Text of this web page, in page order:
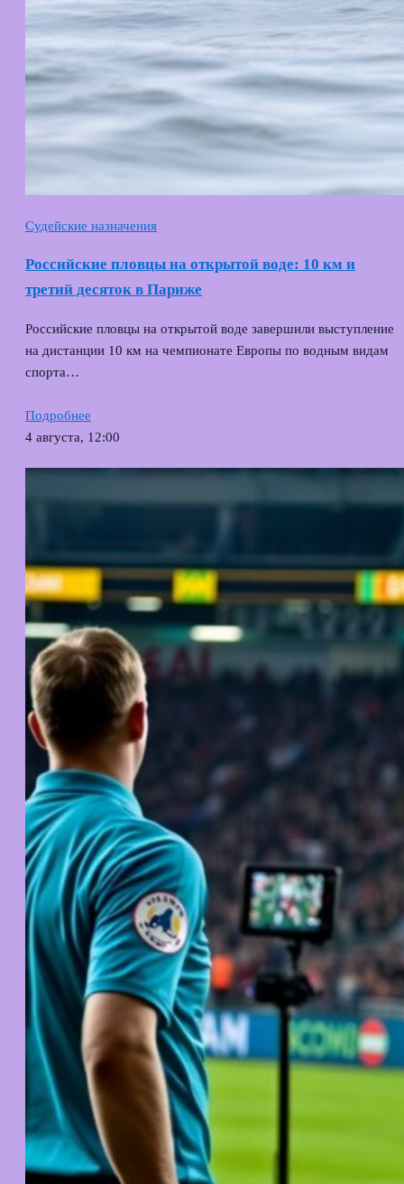
Судейские назначения
Российские пловцы на открытой воде: 10 км и
третий десяток в Париже
Российские пловцы на открытой воде завершили выступление
на дистанции 10 км на чемпионате Европы по водным видам
спорта…
Подробнее
4 августа, 12:00